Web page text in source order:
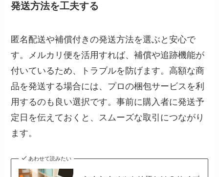
発送方法を工夫する
匿名配送や補償付きの発送方法を選ぶと安心で
す。メルカリ便を活用すれば、補償や追跡機能が
付いているため、トラブルを防げます。高額な商
品を発送する場合には、プロの梱包サービスを利
用するのも良い選択です。事前に購入者に発送予
定日を伝えておくと、スムーズな取引につながり
ます。
あわせて読みたい